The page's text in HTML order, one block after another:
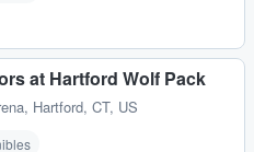
at Hartford Wolf Pack
, Hartford, CT, US